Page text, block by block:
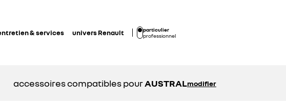
& services univers Renault
particulier
professionnel
accessoires compatibles pourAUSTRALmodifier